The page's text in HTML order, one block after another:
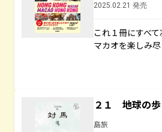
2025.02.21 発売
これ１冊にすべ
マカオを楽しみ
２１ 地球の
島旅